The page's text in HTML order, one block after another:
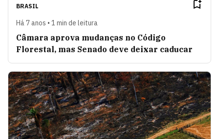
BRASIL
Há 7 anos • 1 min de leitura
Câmara aprova mudanças no Código
Florestal, mas Senado deve deixar caducar